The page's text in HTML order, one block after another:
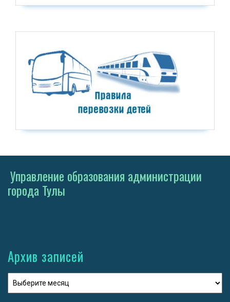
Управление образования администрации
города Тулы
Архив записей